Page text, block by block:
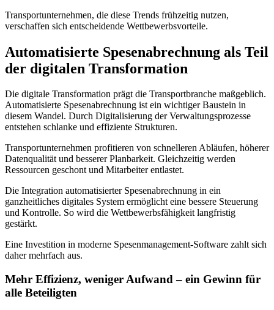
Transportunternehmen, die diese Trends frühzeitig nutzen,
verschaffen sich entscheidende Wettbewerbsvorteile.
Automatisierte Spesenabrechnung als Teil
der digitalen Transformation
Die digitale Transformation prägt die Transportbranche maßgeblich.
Automatisierte Spesenabrechnung ist ein wichtiger Baustein in
diesem Wandel. Durch Digitalisierung der Verwaltungsprozesse
entstehen schlanke und effiziente Strukturen.
Transportunternehmen profitieren von schnelleren Abläufen, höherer
Datenqualität und besserer Planbarkeit. Gleichzeitig werden
Ressourcen geschont und Mitarbeiter entlastet.
Die Integration automatisierter Spesenabrechnung in ein
ganzheitliches digitales System ermöglicht eine bessere Steuerung
und Kontrolle. So wird die Wettbewerbsfähigkeit langfristig
gestärkt.
Eine Investition in moderne Spesenmanagement-Software zahlt sich
daher mehrfach aus.
Mehr Effizienz, weniger Aufwand – ein Gewinn für
alle Beteiligten